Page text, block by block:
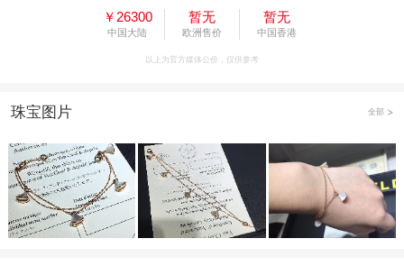
￥26300
中国大陆
暂无
欧洲售价
暂无
中国香港
以上为官方媒体公价，仅供参考
珠宝图片 全部